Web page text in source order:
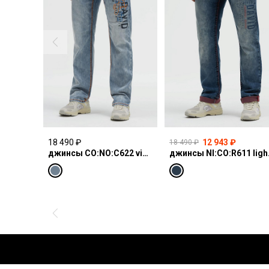
18 490 ₽
джинсы CO:NO:C622 vintage blue print
18 490 ₽ 12 943 ₽